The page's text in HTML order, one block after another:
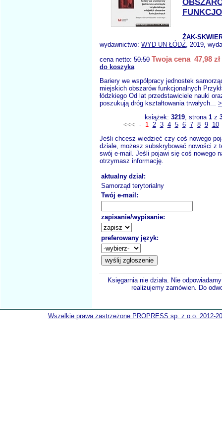
ŻAK-
wydawnictwo: WYD UN ŁÓDŹ, 2019,
cena netto: 50.50 Twoja cena 47,98 zł
do koszyka
Bariery we współpracy jednostek
miejskich obszarów funkcjonalnych
łódzkiego Od lat przedstawiciele nauki
poszukują dróg kształtowania trwałych...
książek: 3219, strona 1z
<<< - 1 2 3 4 5 6 7 8 9
10
Jeśli chcesz wiedzieć czy coś nowego
dziale, możesz subskrybować nowości z
swój e-mail. Jeśli pojawi się coś nowego
otrzymasz informację.
aktualny dział:
Samorząd terytorialny
Twój e-mail:
zapisanie/wypisanie:
preferowany język:
Księgarnia nie działa. Nie
realizujemy zamówien. Do
Wszelkie prawa zastrzeżone PROPRESS sp. z o.o. 2012-